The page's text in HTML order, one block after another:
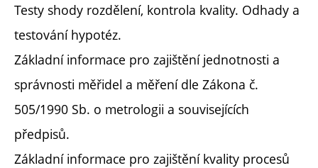
Testy shody rozdělení, kontrola kvality. Odhady a
testování hypotéz.
Základní informace pro zajištění jednotnosti a
správnosti měřidel a měření dle Zákona č.
505/1990 Sb. o metrologii a souvisejících
předpisů.
Základní informace pro zajištění kvality procesů